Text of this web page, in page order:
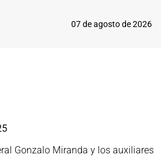
07 de agosto de 2026
Gonzalo Miranda y los auxiliares